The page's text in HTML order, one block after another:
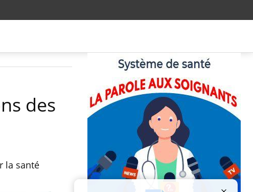
des
la santé